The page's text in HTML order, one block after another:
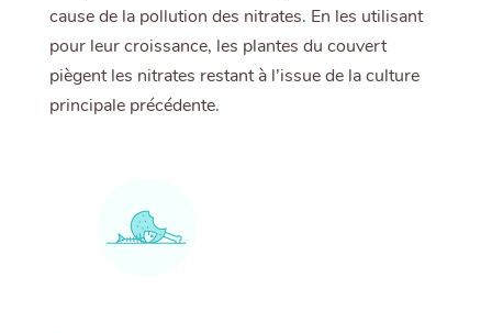
cause de la pollution des nitrates. En les utilisant
pour leur croissance, les plantes du couvert
piègent les nitrates restant à l’issue de la culture
principale précédente.